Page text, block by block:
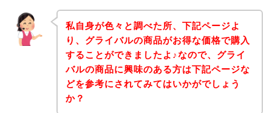
私自身が色々と調べた所、下記ページよ
り、グライバルの商品がお得な価格で購入
することができましたよ♪なので、グライ
バルの商品に興味のある方は下記ページな
どを参考にされてみてはいかがでしょう
か？